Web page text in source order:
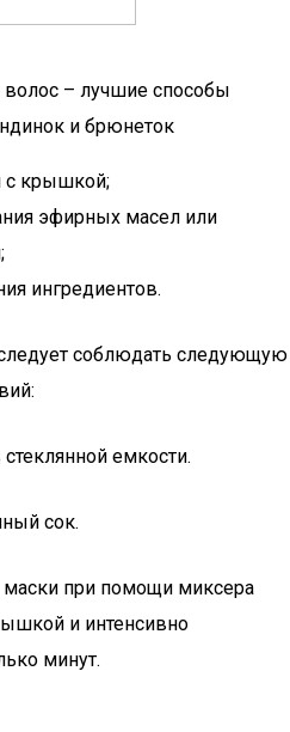
волос – лучшие способы
и брюнеток
с крышкой;
эфирных масел или
ингредиентов.
соблюдать следующую
емкости.
сок.
при помощи миксера
и интенсивно
минут.